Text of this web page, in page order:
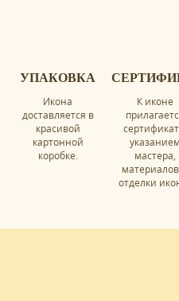
УПАКОВКА
Икона
доставляется в
красивой
картонной
коробке.
К иконе
указанием
мастера,
отделки